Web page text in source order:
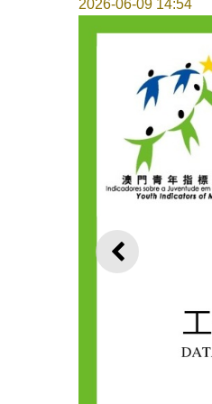
2026-06-09 14:54
上一则